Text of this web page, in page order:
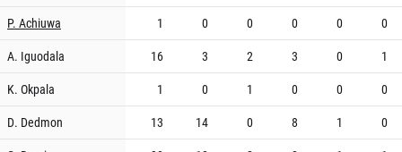
P. Achiuwa
1 0 0 0 0
0
A. Iguodala
16 3 2 3 0
1
K. Okpala
1 0 1 0 0
0
D. Dedmon
13 14 0 8 1
0